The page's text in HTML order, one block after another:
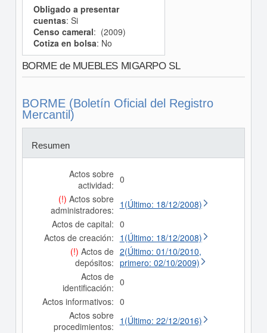
Obligado a presentar
cuentas: Si
Censo cameral: (2009)
Cotiza en bolsa: No
BORME de MUEBLES MIGARPO SL
BORME (Boletín Oficial del Registro
Mercantil)
Resumen
Actos sobre
actividad: 0
(!) Actos sobre
administradores: 1(Último: 18/12/2008)
Actos de capital: 0
Actos de creación: 1(Último: 18/12/2008)
(!) Actos de
depósitos:
2(Último: 01/10/2010,
primero: 02/10/2009)
Actos de
identificación: 0
Actos informativos: 0
Actos sobre
procedimientos: 1(Último: 22/12/2016)